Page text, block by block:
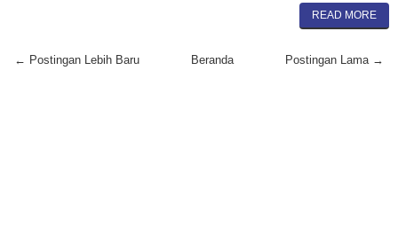
READ MORE
← Postingan Lebih Baru Postingan Lama →
Beranda